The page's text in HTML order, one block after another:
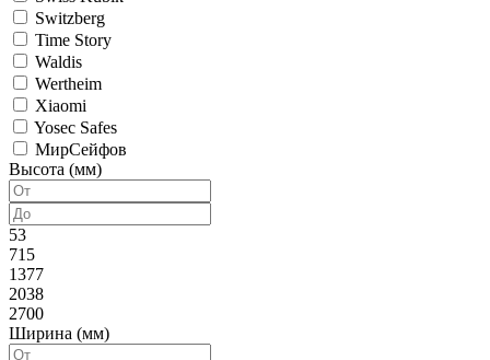
Switzberg
Time Story
Waldis
Wertheim
Xiaomi
Yosec Safes
МирСейфов
Высота (мм)
53
715
1377
2038
2700
Ширина (мм)